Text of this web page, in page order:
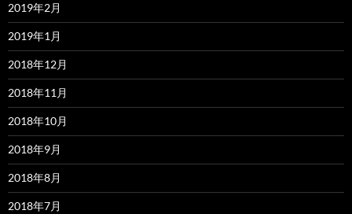
2019年2月
2019年1月
2018年12月
2018年11月
2018年10月
2018年9月
2018年8月
2018年7月